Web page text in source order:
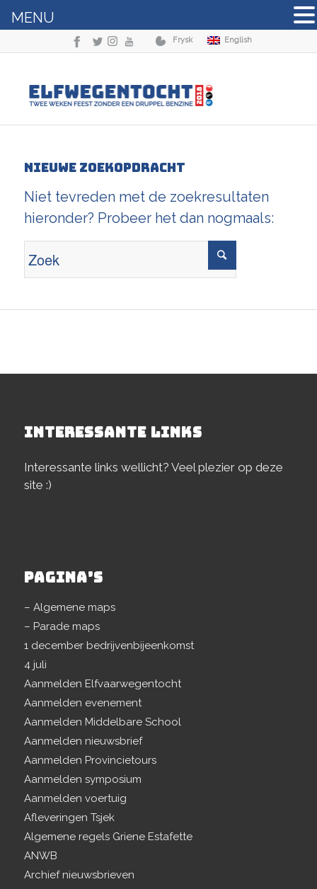
Frysk English
Nieuwe zoekopdracht
Niet tevreden met de zoekresultaten
hieronder? Probeer het dan nogmaals:
INTERESSANTE LINKS
Interessante links wellicht? Veel plezier op deze
site :)
PAGINA’S
– Algemene maps
– Parade maps
1 december bedrijvenbijeenkomst
4 juli
Aanmelden Elfvaarwegentocht
Aanmelden evenement
Aanmelden Middelbare School
Aanmelden nieuwsbrief
Aanmelden Provincietours
Aanmelden symposium
Aanmelden voertuig
Afleveringen Tsjek
Algemene regels Griene Estafette
ANWB
Archief nieuwsbrieven
MENU